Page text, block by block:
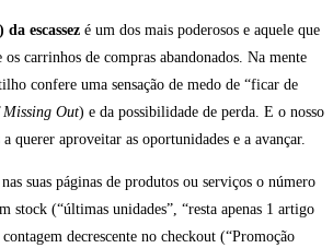
escassez é um dos mais poderosos e aquele que
carrinhos de compras abandonados. Na mente
confere uma sensação de medo de “ficar de
Out) e da possibilidade de perda. E o nosso
querer aproveitar as oportunidades e a avançar.
suas páginas de produtos ou serviços o número
stock (“últimas unidades”, “resta apenas 1 artigo
decrescente no checkout (“Promoção